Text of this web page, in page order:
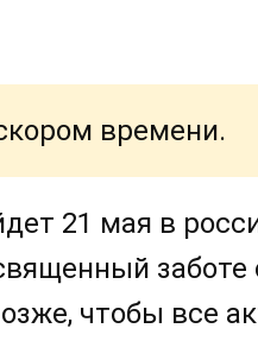
времени.
21 мая в
чтобы все